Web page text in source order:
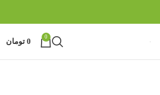
0
0 تومان